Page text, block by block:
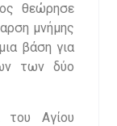
θεώρησε
μνήμης
βάση για
των δύο
του Αγίου